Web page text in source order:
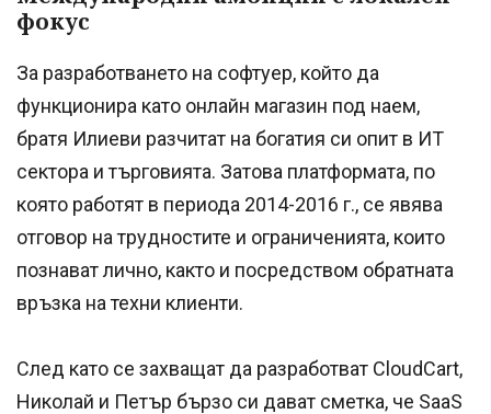
фокус
За разработването на софтуер, който да
функционира като онлайн магазин под наем,
братя Илиеви разчитат на богатия си опит в ИТ
сектора и търговията. Затова платформата, по
която работят в периода 2014-2016 г., се явява
отговор на трудностите и ограниченията, които
познават лично, както и посредством обратната
връзка на техни клиенти.
След като се захващат да разработват CloudCart,
Николай и Петър бързо си дават сметка, че SaaS